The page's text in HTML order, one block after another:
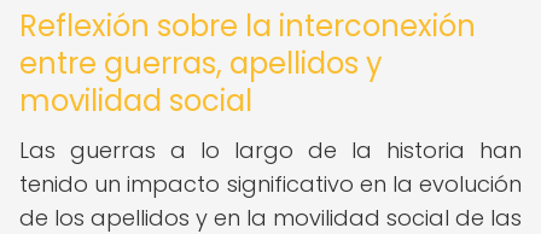
Reflexión sobre la interconexión
entre guerras, apellidos y
movilidad social
Las guerras a lo largo de la historia han
tenido un impacto significativo en la evolución
de los apellidos y en la movilidad social de las